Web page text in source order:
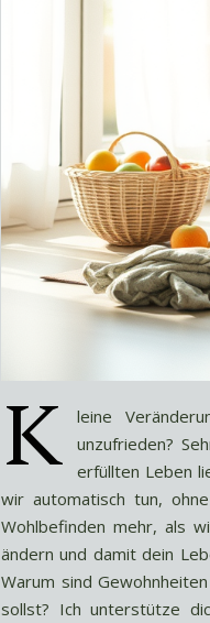
K
leine
unzufrieden?
erfüllten Leben
wir automatisch tun,
Wohlbefinden mehr, als
ändern und damit dein
Warum sind
sollst? Ich unterstütze